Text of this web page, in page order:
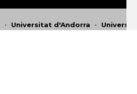
• Universitat d'Andorra •